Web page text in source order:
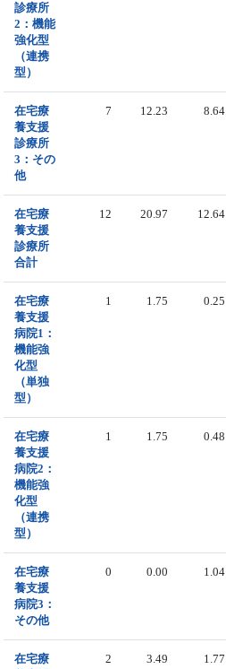
診療所
2：機能
強化型
（連携
型）
在宅療
養支援
診療所
3：その
他
7 12.23 8.64
在宅療
養支援
診療所
合計
12 20.97 12.64
在宅療
養支援
病院1：
機能強
化型
（単独
型）
1 1.75 0.25
在宅療
養支援
病院2：
機能強
化型
（連携
型）
1 1.75 0.48
在宅療
養支援
病院3：
その他
0 0.00 1.04
在宅療
2 3.49 1.77